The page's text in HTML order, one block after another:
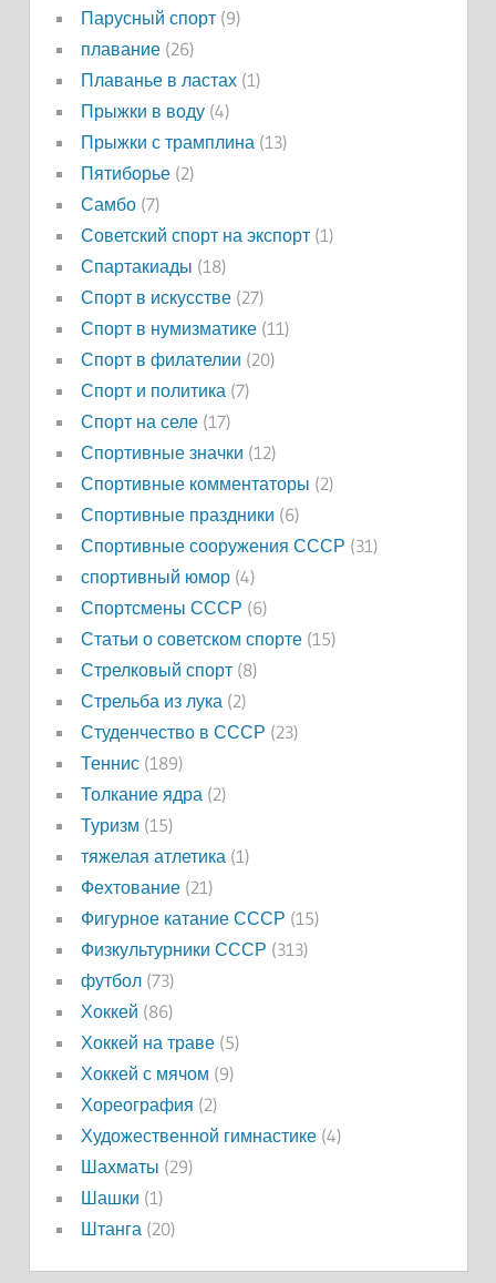
Парусный спорт(9)
плавание(26)
Плаванье в ластах(1)
Прыжки в воду(4)
Прыжки с трамплина(13)
Пятиборье(2)
Самбо(7)
Советский спорт на экспорт(1)
Спартакиады (18)
Спорт в искусстве(27)
Спорт в нумизматике(11)
Спорт в филателии (20)
Спорт и политика(7)
Спорт на селе(17)
Спортивные значки (12)
Спортивные комментаторы (2)
Спортивные праздники (6)
Спортивные сооружения СССР (31)
спортивный юмор(4)
Спортсмены СССР (6)
Статьи о советском спорте(15)
Стрелковый спорт(8)
Стрельба из лука(2)
Студенчество в СССР (23)
Теннис(189)
Толкание ядра(2)
Туризм (15)
тяжелая атлетика(1)
Фехтование(21)
Фигурное катание СССР (15)
Физкультурники СССР (313)
футбол(73)
Хоккей (86)
Хоккей на траве(5)
Хоккей с мячом (9)
Хореография (2)
Художественной гимнастике(4)
Шахматы (29)
Шашки (1)
Штанга(20)